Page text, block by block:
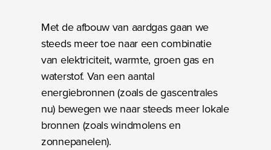
Met de afbouw van aardgas gaan we
steeds meer toe naar een combinatie
van elektriciteit, warmte, groen gas en
waterstof. Van een aantal
energiebronnen (zoals de gascentrales
nu) bewegen we naar steeds meer lokale
bronnen (zoals windmolens en
zonnepanelen).